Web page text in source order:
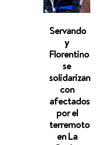
Servando
y
Florentino
se
solidarizan
con
afectados
por el
terremoto
en La